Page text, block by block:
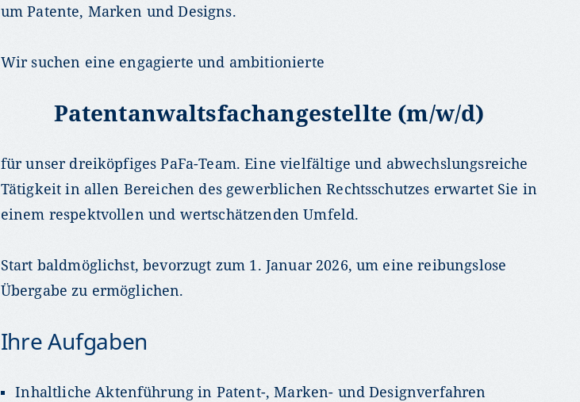
um Patente, Marken und Designs.
Wir suchen eine engagierte und ambitionierte
Patentanwaltsfachangestellte (m/w/d)
für unser dreiköpfiges PaFa-Team. Eine vielfältige und abwechslungsreiche
Tätigkeit in allen Bereichen des gewerblichen Rechtsschutzes erwartet Sie in
einem respektvollen und wertschätzenden Umfeld.
Start baldmöglichst, bevorzugt zum 1. Januar 2026, um eine reibungslose
Übergabe zu ermöglichen.
Ihre Aufgaben
Inhaltliche Aktenführung in Patent-, Marken- und Designverfahren